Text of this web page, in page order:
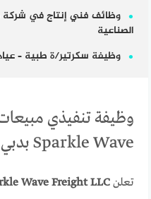
وظائف فني إنتاج في شركة
الصناعية
وظيفة سكرتير/ة طبية –
وظيفة تنفيذي
Sparkle Wave بدبي
تعلنWave Freight LLC